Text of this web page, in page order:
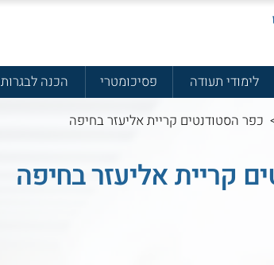
לימודי תעודה פסיכומטרי הכנה לבגרות
כפר הסטודנטים קריית אליעזר בחיפה
קריית אליעזר בחיפה